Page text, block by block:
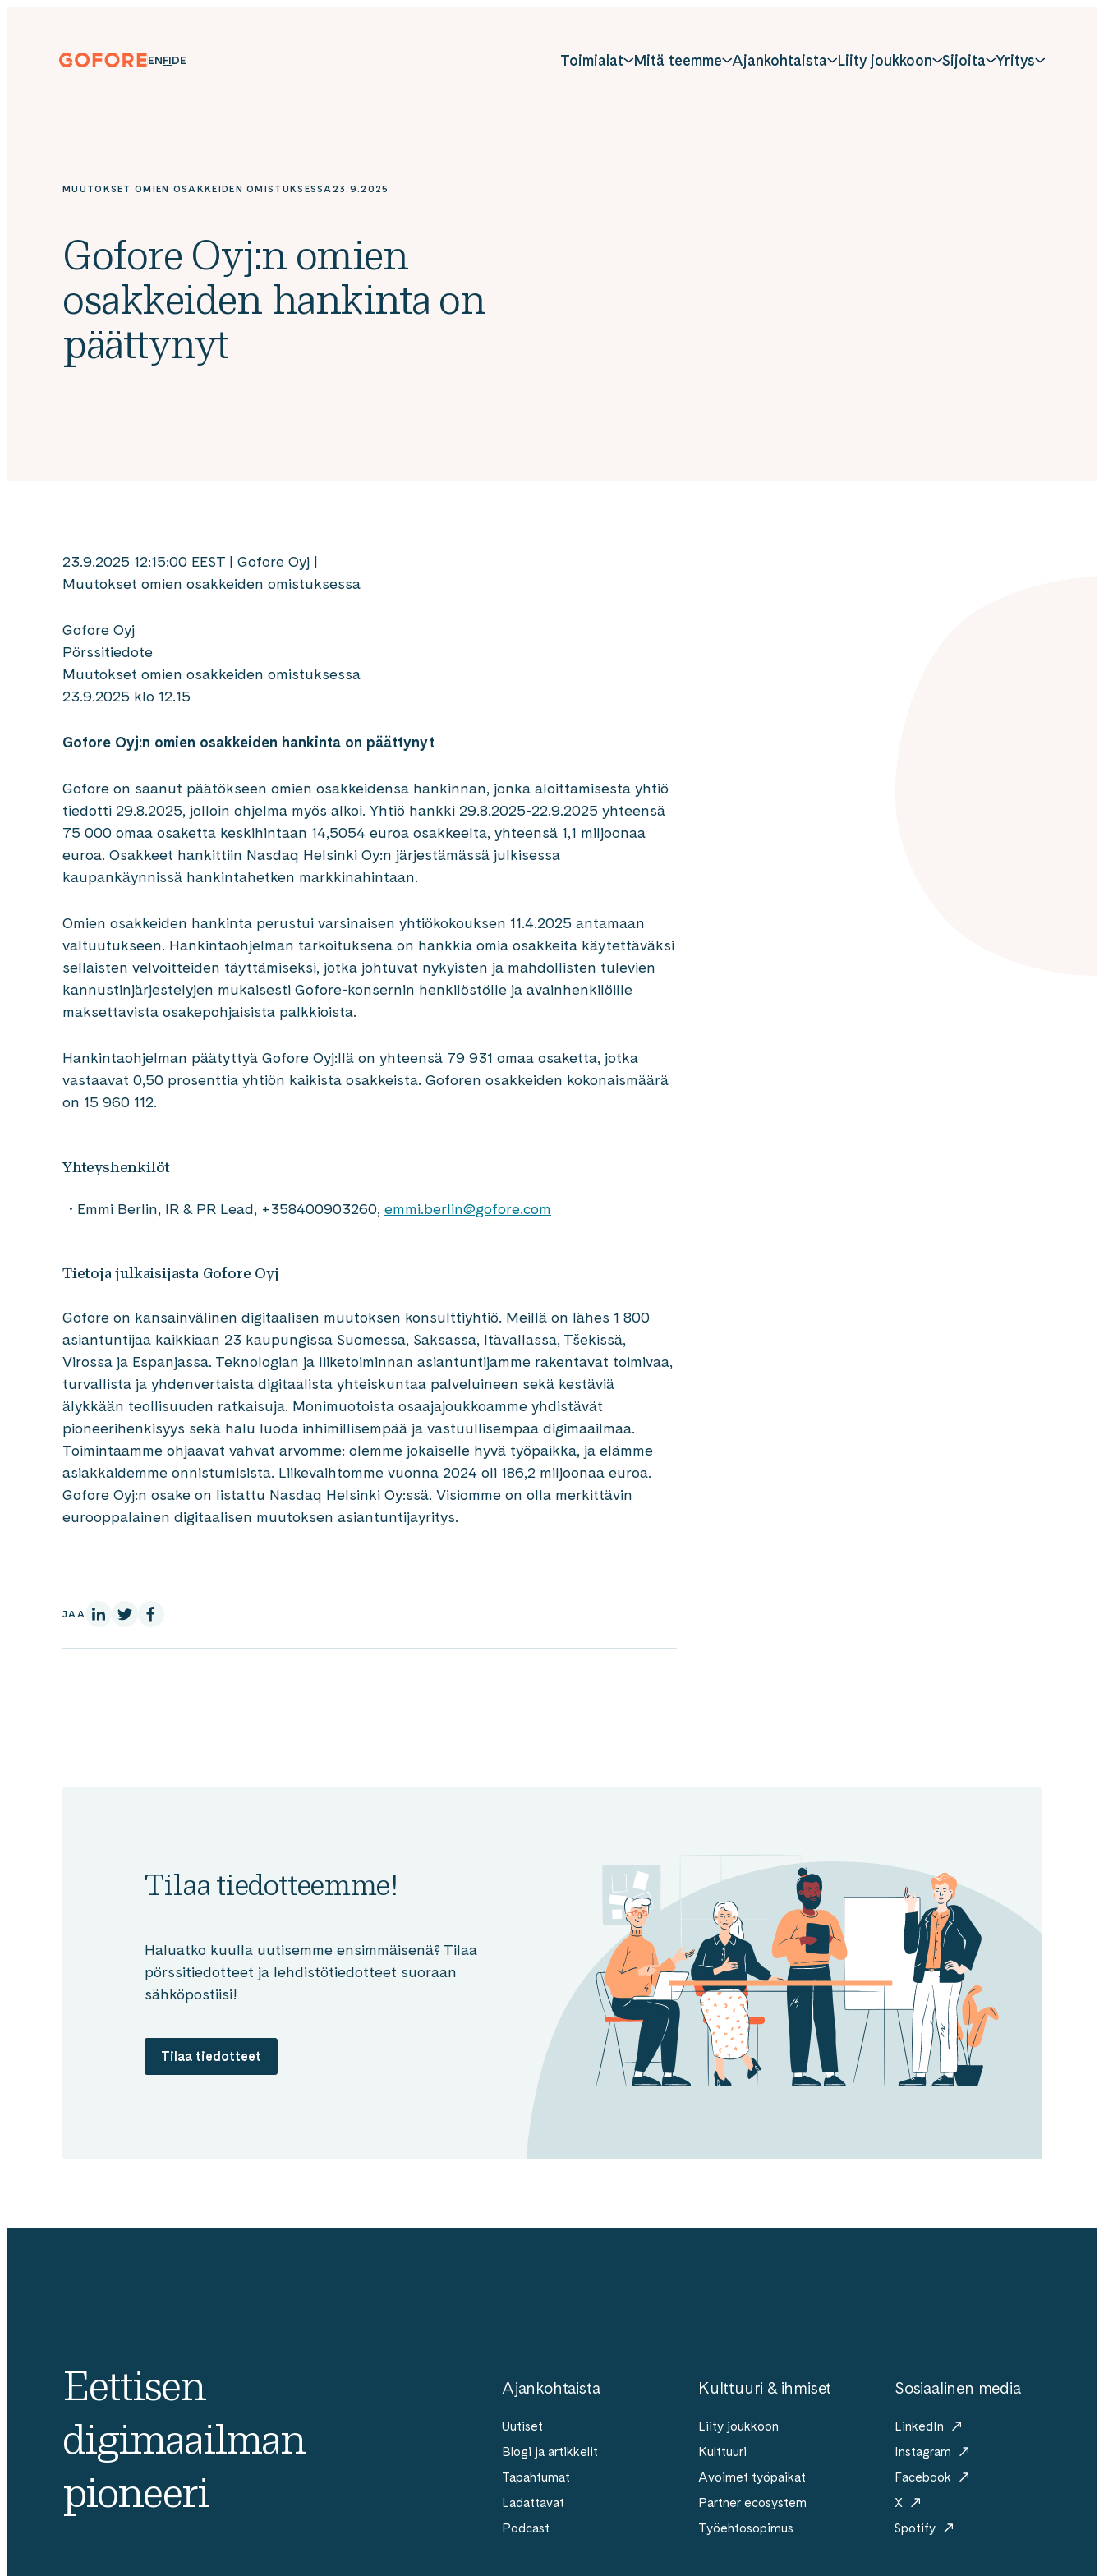
sisältöönGofore
digitalization.
ENGLISH
ENSUOMI
FIDEUTSCH
DE Toimialat Mitä teemme Ajankohtaista Liity joukkoon Sijoita Yritys
MUUTOKSET OMIEN OSAKKEIDEN OMISTUKSESSA 23.9.2025
Gofore Oyj:n omien
osakkeiden hankinta on
päättynyt
23.9.2025 12:15:00 EEST | Gofore Oyj |
Muutokset omien osakkeiden omistuksessa
Gofore Oyj
Pörssitiedote
Muutokset omien osakkeiden omistuksessa
23.9.2025 klo 12.15
Gofore Oyj:n omien osakkeiden hankinta on päättynyt
Gofore on saanut päätökseen omien osakkeidensa hankinnan, jonka aloittamisesta yhtiö
tiedotti 29.8.2025, jolloin ohjelma myös alkoi. Yhtiö hankki 29.8.2025-22.9.2025 yhteensä
75 000 omaa osaketta keskihintaan 14,5054 euroa osakkeelta, yhteensä 1,1 miljoonaa
euroa. Osakkeet hankittiin Nasdaq Helsinki Oy:n järjestämässä julkisessa
kaupankäynnissä hankintahetken markkinahintaan.
Omien osakkeiden hankinta perustui varsinaisen yhtiökokouksen 11.4.2025 antamaan
valtuutukseen. Hankintaohjelman tarkoituksena on hankkia omia osakkeita käytettäväksi
sellaisten velvoitteiden täyttämiseksi, jotka johtuvat nykyisten ja mahdollisten tulevien
kannustinjärjestelyjen mukaisesti Gofore-konsernin henkilöstölle ja avainhenkilöille
maksettavista osakepohjaisista palkkioista.
Hankintaohjelman päätyttyä Gofore Oyj:llä on yhteensä 79 931 omaa osaketta, jotka
vastaavat 0,50 prosenttia yhtiön kaikista osakkeista. Goforen osakkeiden kokonaismäärä
on 15 960 112.
Yhteyshenkilöt
Emmi Berlin, IR & PR Lead, +358400903260, emmi.berlin@gofore.com
Tietoja julkaisijasta Gofore Oyj
Gofore on kansainvälinen digitaalisen muutoksen konsulttiyhtiö. Meillä on lähes 1 800
asiantuntijaa kaikkiaan 23 kaupungissa Suomessa, Saksassa, Itävallassa, Tšekissä,
Virossa ja Espanjassa. Teknologian ja liiketoiminnan asiantuntijamme rakentavat toimivaa,
turvallista ja yhdenvertaista digitaalista yhteiskuntaa palveluineen sekä kestäviä
älykkään teollisuuden ratkaisuja. Monimuotoista osaajajoukkoamme yhdistävät
pioneerihenkisyys sekä halu luoda inhimillisempää ja vastuullisempaa digimaailmaa.
Toimintaamme ohjaavat vahvat arvomme: olemme jokaiselle hyvä työpaikka, ja elämme
asiakkaidemme onnistumisista. Liikevaihtomme vuonna 2024 oli 186,2 miljoonaa euroa.
Gofore Oyj:n osake on listattu Nasdaq Helsinki Oy:ssä. Visiomme on olla merkittävin
eurooppalainen digitaalisen muutoksen asiantuntijayritys.
JAA LinkedInissä
X:ssäFacebookissa
Tilaa tiedotteemme!
Haluatko kuulla uutisemme ensimmäisenä? Tilaa
pörssitiedotteet ja lehdistötiedotteet suoraan
sähköpostiisi!
Tilaa tiedotteet
Eettisen
digimaailman
pioneeri
Ajankohtaista
Uutiset
Blogi ja artikkelit
Tapahtumat
Ladattavat
Podcast
Kulttuuri & ihmiset
Liity joukkoon
Kulttuuri
Avoimet työpaikat
Partner ecosystem
Työehtosopimus
Sosiaalinen media
LinkedIn
Instagram
Facebook
X
Spotify